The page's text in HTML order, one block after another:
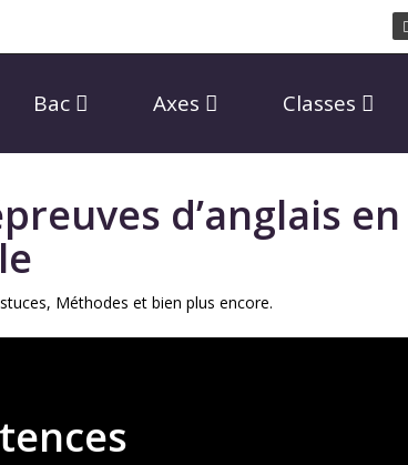
Bac Axes Classes
d’anglais
Méthodes et bien plus encore.